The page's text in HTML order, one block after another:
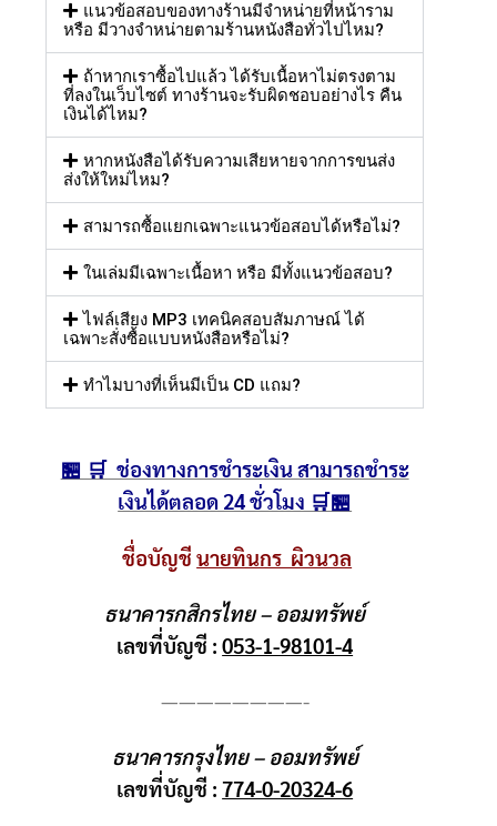
แนวข้อสอบของทางร้านมีจำหน่ายที่หน้าราม
หรือ มีวางจำหน่ายตามร้านหนังสือทั่วไปไหม?
ถ้าหากเราซื้อไปแล้ว ได้รับเนื้อหาไม่ตรงตาม
ที่ลงในเว็บไซต์ ทางร้านจะรับผิดชอบอย่างไร คืน
เงินได้ไหม?
หากหนังสือได้รับความเสียหายจากการขนส่ง
ส่งให้ใหม่ไหม?
สามารถซื้อแยกเฉพาะแนวข้อสอบได้หรือไม่?
ในเล่มมีเฉพาะเนื้อหา หรือ มีทั้งแนวข้อสอบ?
ไฟล์เสียง MP3 เทคนิคสอบสัมภาษณ์ ได้
เฉพาะสั่งซื้อแบบหนังสือหรือไม่?
ทำไมบางที่เห็นมีเป็น CD แถม?
🏪 🛒 ช่องทางการชำระเงิน สามารถชำระ
เงินได้ตลอด 24 ชั่วโมง 🛒🏪
ชื่อบัญชีนายทินกร ผิวนวล
ธนาคารกสิกรไทย – ออมทรัพย์
เลขที่บัญชี :053-1-98101-4
————————-
ธนาคารกรุงไทย – ออมทรัพย์
เลขที่บัญชี :774-0-20324-6